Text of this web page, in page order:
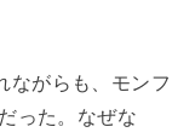
ながらも、モンフ
った。なぜな